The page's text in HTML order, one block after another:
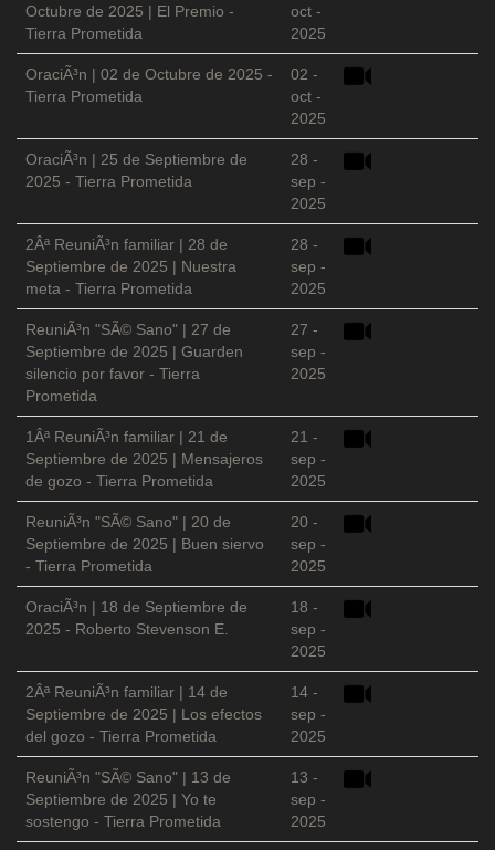
Octubre de 2025 | El Premio -
Tierra Prometida
oct -
2025
OraciÃ³n | 02 de Octubre de 2025 -
Tierra Prometida
02 -
oct -
2025
OraciÃ³n | 25 de Septiembre de
2025 - Tierra Prometida
28 -
sep -
2025
2Âª ReuniÃ³n familiar | 28 de
Septiembre de 2025 | Nuestra
meta - Tierra Prometida
28 -
sep -
2025
ReuniÃ³n "SÃ© Sano" | 27 de
Septiembre de 2025 | Guarden
silencio por favor - Tierra
Prometida
27 -
sep -
2025
1Âª ReuniÃ³n familiar | 21 de
Septiembre de 2025 | Mensajeros
de gozo - Tierra Prometida
21 -
sep -
2025
ReuniÃ³n "SÃ© Sano" | 20 de
Septiembre de 2025 | Buen siervo
- Tierra Prometida
20 -
sep -
2025
OraciÃ³n | 18 de Septiembre de
2025 - Roberto Stevenson E.
18 -
sep -
2025
2Âª ReuniÃ³n familiar | 14 de
Septiembre de 2025 | Los efectos
del gozo - Tierra Prometida
14 -
sep -
2025
ReuniÃ³n "SÃ© Sano" | 13 de
Septiembre de 2025 | Yo te
sostengo - Tierra Prometida
13 -
sep -
2025